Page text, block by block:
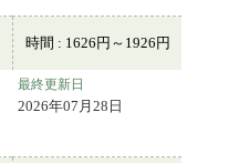
時間 : 1626円～1926円
最終更新日
2026年07月28日